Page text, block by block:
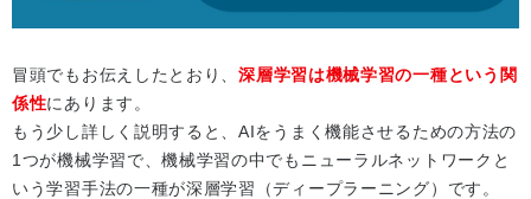
冒頭でもお伝えしたとおり、深層学習は機械学習の一種という関
係性にあります。
もう少し詳しく説明すると、AIをうまく機能させるための方法の
1つが機械学習で、機械学習の中でもニューラルネットワークと
いう学習手法の一種が深層学習（ディープラーニング）です。